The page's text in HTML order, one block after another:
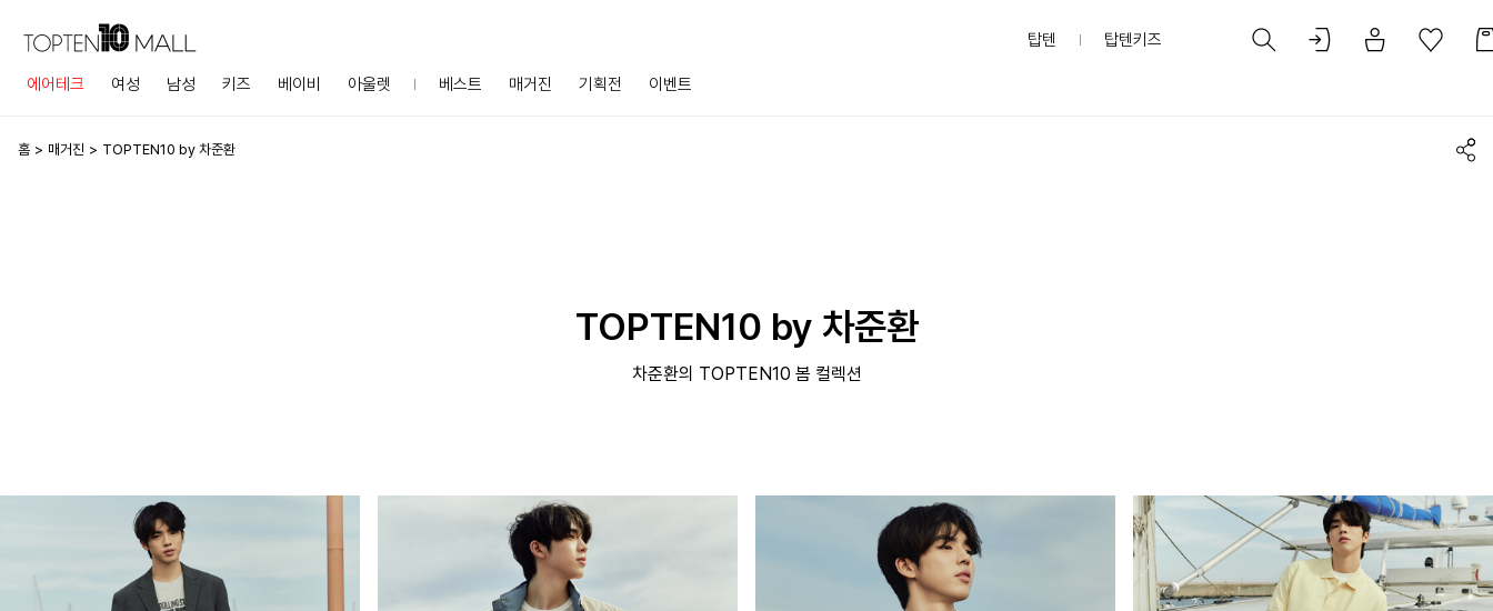
에어테크 여성 남성 키즈 베이비 아울렛 베스트 매거진 기획전 이벤트
탑텐 탑텐키즈
홈 매거진 TOPTEN10 by 차준환
TOPTEN10 by 차준환
차준환의 TOPTEN10 봄 컬렉션